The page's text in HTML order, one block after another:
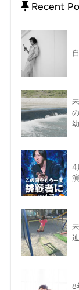
Recent
4
8